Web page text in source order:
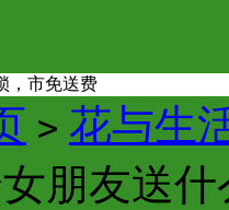
> 花与生
朋友送什